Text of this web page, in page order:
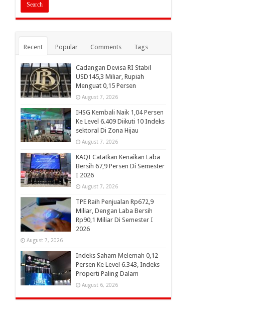
Recent Popular Comments Tags
Cadangan Devisa RI Stabil
USD145,3 Miliar, Rupiah
Menguat 0,15 Persen
August 7, 2026
IHSG Kembali Naik 1,04 Persen
Ke Level 6.409 Diikuti 10 Indeks
sektoral Di Zona Hijau
August 7, 2026
KAQI Catatkan Kenaikan Laba
Bersih 67,9 Persen Di Semester
I 2026
August 7, 2026
TPE Raih Penjualan Rp672,9
Miliar, Dengan Laba Bersih
Rp90,1 Miliar Di Semester I
2026
August 7, 2026
Indeks Saham Melemah 0,12
Persen Ke Level 6.343, Indeks
Properti Paling Dalam
August 6, 2026